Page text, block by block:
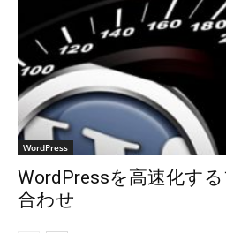
WordPress
WordPressを高速化す
合わせ